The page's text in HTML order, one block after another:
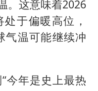
。这意味着2026
于偏暖高位，
气温可能继续冲
今年是史上最热